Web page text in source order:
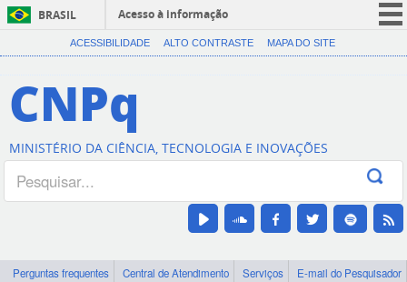
BRASIL
Acesso à informação
CORONAVÍRUS (COVID-19)
Canais
ACESSIBILIDADE ALTO CONTRASTE MAPA DO SITE
CNPq
MINISTÉRIO DA CIÊNCIA, TECNOLOGIA E INOVAÇÕES
Perguntas frequentes Central de Atendimento Serviços
E-mail do Pesquisador